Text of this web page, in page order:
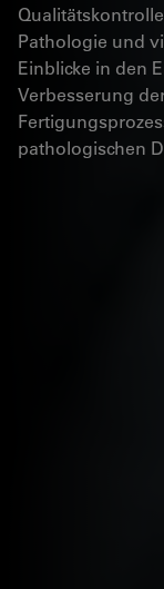
Pathologie und
Einblicke in den
Verbesserung
pathologischen